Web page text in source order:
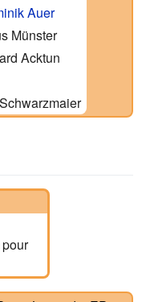
Auer
Münster
Acktun